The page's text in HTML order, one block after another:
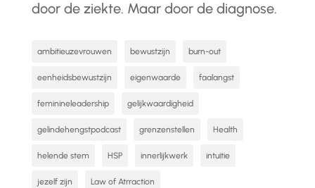
door de ziekte. Maar door de diagnose.
ambitieuzevrouwen bewustzijn burn-out
eenheidsbewustzijn eigenwaarde faalangst
feminineleadership gelijkwaardigheid
gelindehengstpodcast grenzenstellen Health
helende stem HSP innerlijkwerk intuitie
jezelf zijn Law of Atrraction